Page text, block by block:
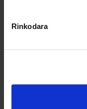
Rinkodara
Darbo